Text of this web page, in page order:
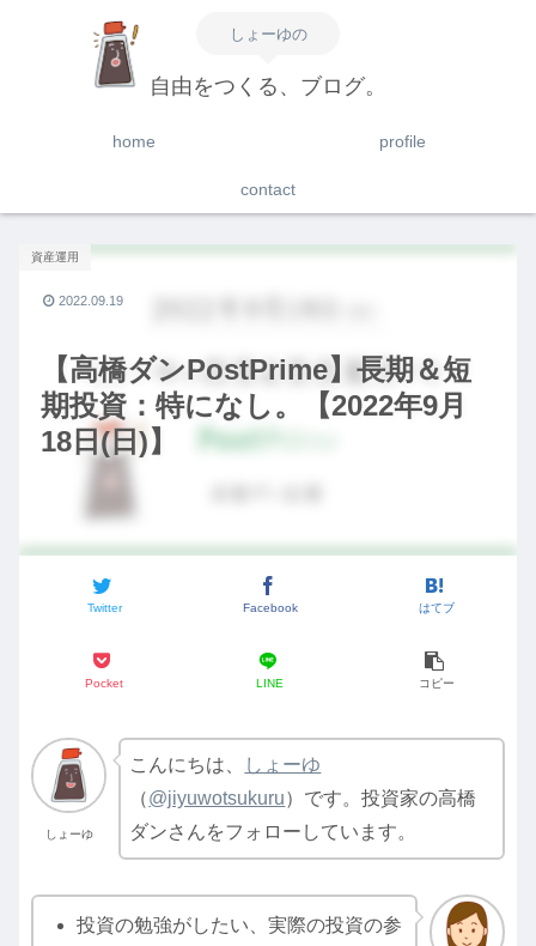
しょーゆの
自由をつくる、ブログ。
home profile
contact
【高橋ダンPostPrime】長期＆短
期投資：特になし。【2022年9月
18日(日)】
資産運用
Twitter Facebook はてブ
Pocket LINE コピー
2022.09.19
しょーゆ
こんにちは、
しょーゆ
（@jiyuwotsukuru）です。投資家の高橋
ダンさんをフォローしています。
投資の勉強がしたい、実際の投資の参